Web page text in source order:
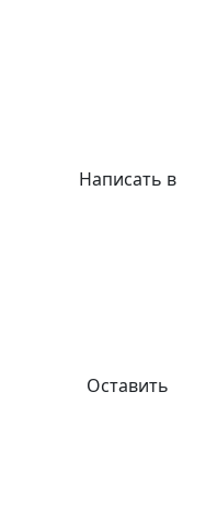
Написать в
Оставить